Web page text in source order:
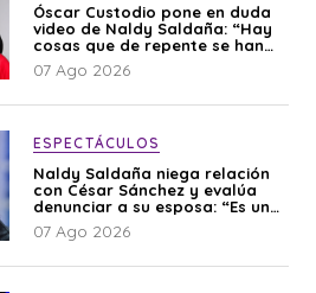
Óscar Custodio pone en duda
video de Naldy Saldaña: “Hay
cosas que de repente se han
editado”
07 Ago 2026
ESPECTÁCULOS
Naldy Saldaña niega relación
con César Sánchez y evalúa
denunciar a su esposa: “Es una
difamación”
07 Ago 2026